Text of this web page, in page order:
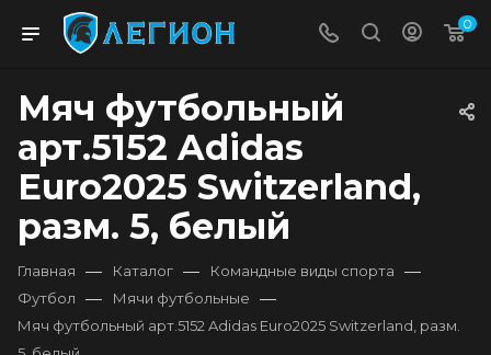
0
Мяч футбольный
арт.5152 Adidas
Euro2025 Switzerland,
разм. 5, белый
Главная — Каталог — Командные виды спорта —
Футбол — Мячи футбольные —
Мяч футбольный арт.5152 Adidas Euro2025 Switzerland, разм.